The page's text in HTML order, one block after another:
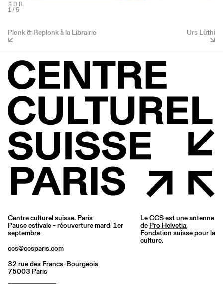
© D.R.
1 / 5
Plonk & Replonk à la Librairie Urs Lüthi
Centre culturel suisse. Paris
Pause estivale - réouverture mardi 1er
septembre
ccs@ccsparis.com
32 rue des Francs-Bourgeois
75003 Paris
Le CCS est une antenne
de Pro Helvetia,
Fondation suisse pour la
culture.